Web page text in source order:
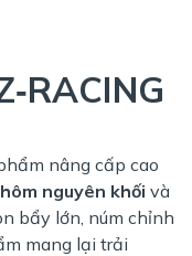
nâng cấp cao
nguyên khối và
bẩy lớn, núm chỉnh
mang lại trải